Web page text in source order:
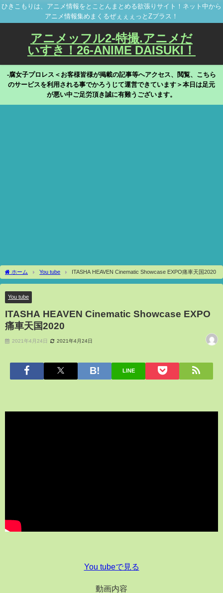
ひきこもりは、アニメ情報をとことんまとめる欲張りサイト！ネット中から
アニメ情報集めまくるぜぇぇぇっとZプラス！
アニメッフル2-特撮.アニメだ
いすき！26-ANIME DAISUKI！
-腐女子プロレス＜お客様皆様が掲載の記事等へアクセス、閲覧、こちら
のサービスを利用される事でかろうじて運営できています＞本日は足元
が悪い中ご足労頂き誠に有難うございます。
ホーム You tube ITASHA HEAVEN Cinematic Showcase EXPO痛車天国2020
You tube
ITASHA HEAVEN Cinematic Showcase EXPO
痛車天国2020
2021年4月24日 2021年4月24日
LINE
You tubeで見る
動画内容